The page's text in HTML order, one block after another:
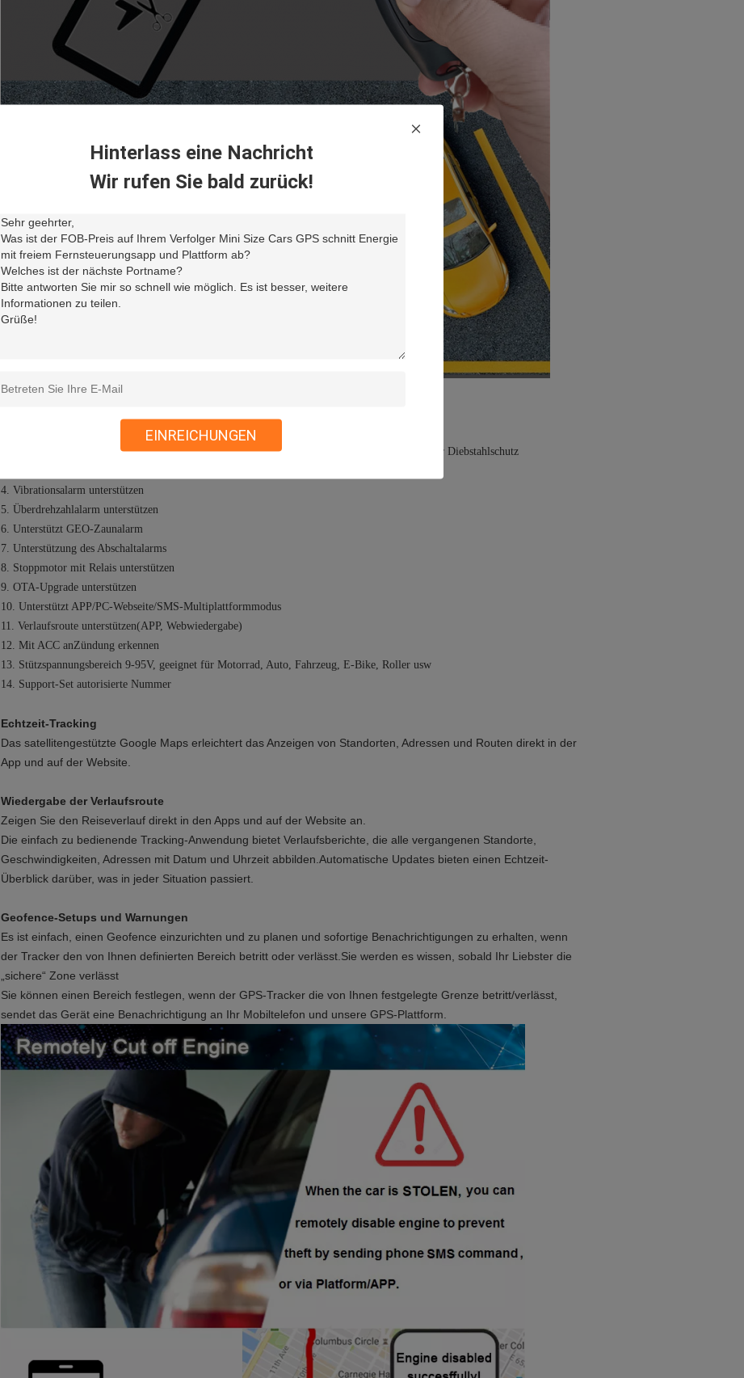
Hinterlass eine Nachricht
Wir rufen Sie bald zurück!
EINREICHUNGEN
1. KOMPASS/GPS/LBS-Positionierung
2. Eingebaute Batterie, Unterstützung für externen Alarm zum Trennen der Stromversorgung für Diebstahlschutz
4. Vibrationsalarm unterstützen
5. Überdrehzahlalarm unterstützen
6. Unterstützt GEO-Zaunalarm
7. Unterstützung des Abschaltalarms
8. Stoppmotor mit Relais unterstützen
9. OTA-Upgrade unterstützen
10. Unterstützt APP/PC-Webseite/SMS-Multiplattformmodus
11. Verlaufsroute unterstützen(APP, Webwiedergabe)
12. Mit ACC anZündung erkennen
13. Stützspannungsbereich 9-95V, geeignet für Motorrad, Auto, Fahrzeug, E-Bike, Roller usw
14. Support-Set autorisierte Nummer
Echtzeit-Tracking
Das satellitengestützte Google Maps erleichtert das Anzeigen von Standorten, Adressen und Routen direkt in der
App und auf der Website.
Wiedergabe der Verlaufsroute
Zeigen Sie den Reiseverlauf direkt in den Apps und auf der Website an.
Die einfach zu bedienende Tracking-Anwendung bietet Verlaufsberichte, die alle vergangenen Standorte,
Geschwindigkeiten, Adressen mit Datum und Uhrzeit abbilden.Automatische Updates bieten einen Echtzeit-
Überblick darüber, was in jeder Situation passiert.
Geofence-Setups und Warnungen
Es ist einfach, einen Geofence einzurichten und zu planen und sofortige Benachrichtigungen zu erhalten, wenn
der Tracker den von Ihnen definierten Bereich betritt oder verlässt.Sie werden es wissen, sobald Ihr Liebster die
„sichere“ Zone verlässt
Sie können einen Bereich festlegen, wenn der GPS-Tracker die von Ihnen festgelegte Grenze betritt/verlässt,
sendet das Gerät eine Benachrichtigung an Ihr Mobiltelefon und unsere GPS-Plattform.